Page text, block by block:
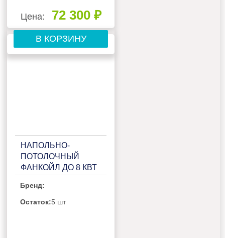
Цена: 72 300 ₽
В КОРЗИНУ
НАПОЛЬНО-
ПОТОЛОЧНЫЙ
ФАНКОЙЛ ДО 8 КВТ
Бренд:
Остаток:5 шт